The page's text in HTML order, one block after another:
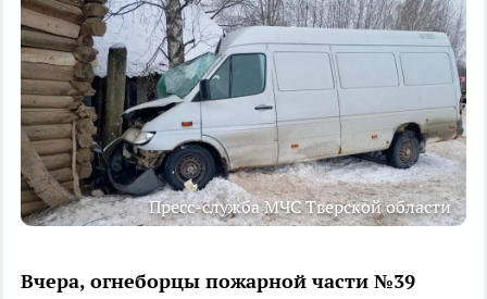
Пресс-служба МЧС Тверской области
Вчера, огнеборцы пожарной части №39